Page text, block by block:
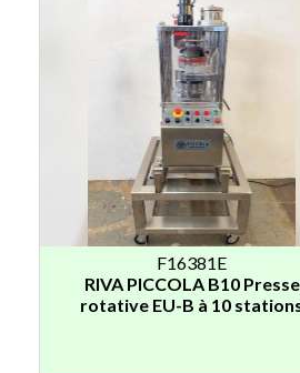
F16381E
RIVA PICCOLA B10 Presse
rotative EU-B à 10